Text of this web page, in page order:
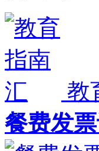
教
餐费发